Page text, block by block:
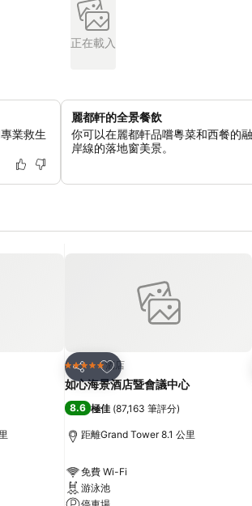
正在載入
業救生
麗都軒的全景餐飲
你可以在麗都軒品嚐粵菜和西餐的
岸線的落地窗美景。
分享
放到收藏夾
5 星級 酒店
如心海景酒店暨會議中心
8.6 極佳 (87,163 筆評分)
距離Grand Tower 8.1 公里
免費 Wi-Fi
游泳池